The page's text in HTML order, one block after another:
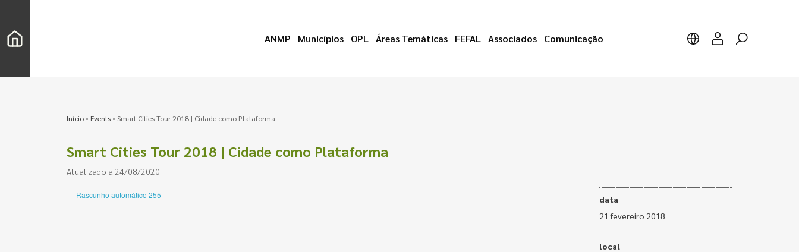
ANMP Municípios OPL Áreas Temáticas FEFAL Associados Comunicação
Início• Events• Smart Cities Tour 2018 | Cidade como Plataforma
Smart Cities Tour 2018 | Cidade como Plataforma
Atualizado a 24/08/2020
data
21 fevereiro 2018
local